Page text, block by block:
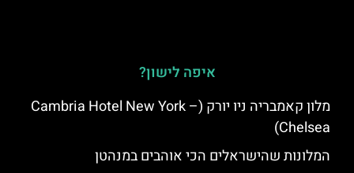
איפה לישון?
מלון קאמבריה ניו יורק (Cambria Hotel New York –
Chelsea)
המלונות שהישראלים הכי אוהבים במנהטן